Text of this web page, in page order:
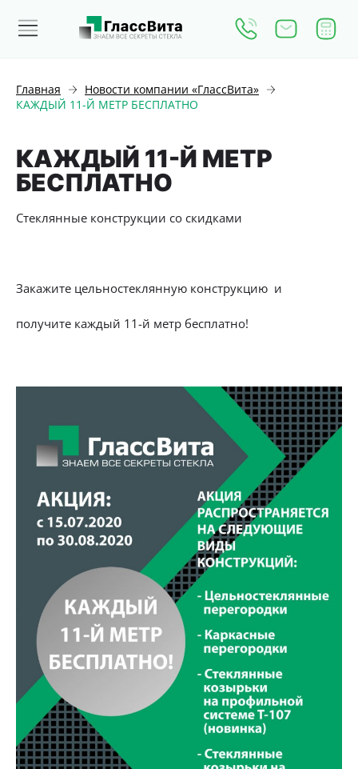
Главная
Новости компании «ГлассВита»
КАЖДЫЙ 11-Й МЕТР БЕСПЛАТНО
КАЖДЫЙ 11-Й МЕТР
БЕСПЛАТНО
Стеклянные конструкции со скидками
Закажите цельностеклянную конструкцию и
получите каждый 11-й метр бесплатно!